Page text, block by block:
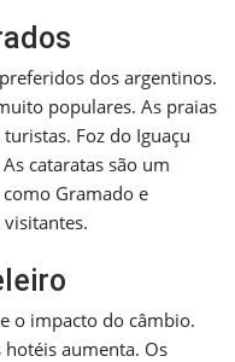
dos argentinos.
populares. As praias
Foz do Iguaçu
cataratas são um
Gramado e
o impacto do câmbio.
aumenta. Os